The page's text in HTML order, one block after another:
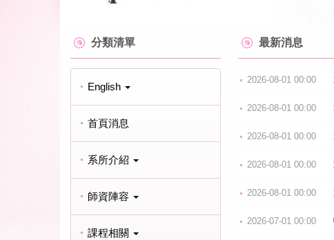
分類清單
English
首頁消息
系所介紹
師資陣容
課程相關
最新消息
2026-08-01 00:00
2026-08-01 00:00
2026-08-01 00:00
2026-08-01 00:00
2026-08-01 00:00
2026-07-01 00:00